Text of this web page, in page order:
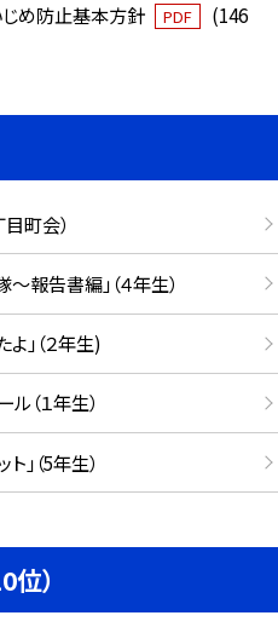
め防止基本方針
PDF
(146
町会）
報告書編」（４年生）
」（２年生)
（１年生）
（5年生）
）